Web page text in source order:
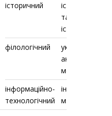
історичний
історія
та всесвітня
історія
філологічний
українська та
англійська
мови
інформаційно-
технологічний
інформатика,
математика